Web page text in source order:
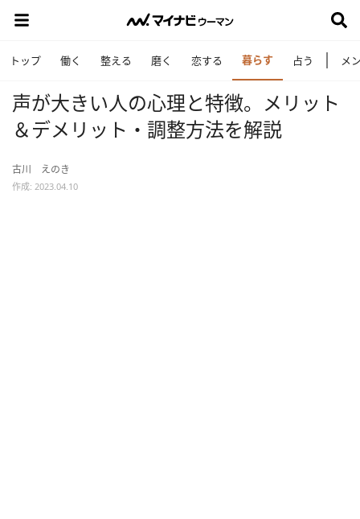
トップ 働く 整える 磨く 恋する 暮らす 占う メ
声が大きい人の心理と特徴。メリット
＆デメリット・調整方法を解説
古川 えのき
作成: 2023.04.10